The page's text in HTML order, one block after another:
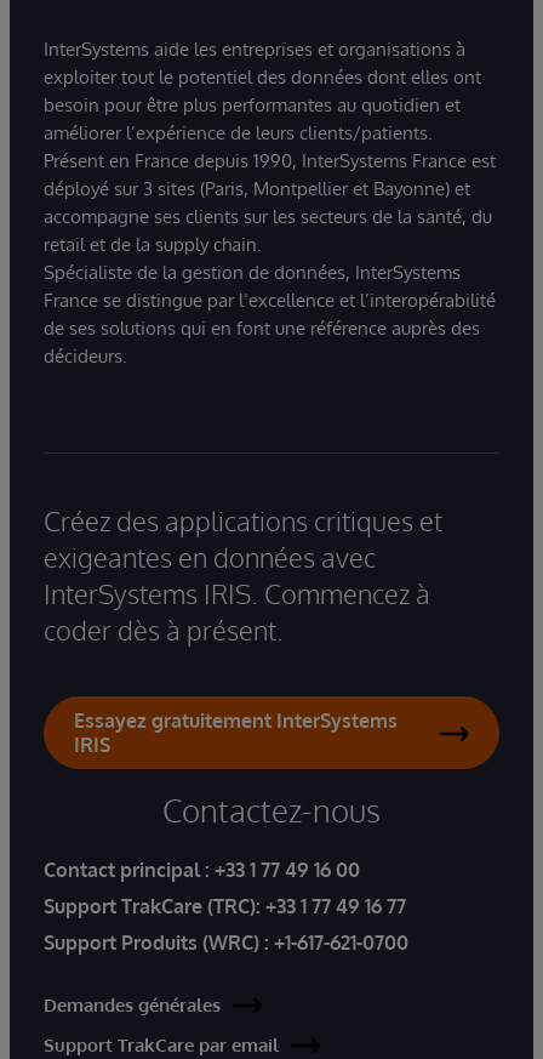
InterSystems aide les entreprises et organisations à
exploiter tout le potentiel des données dont elles ont
besoin pour être plus performantes au quotidien et
améliorer l’expérience de leurs clients/patients.
Présent en France depuis 1990, InterSystems France est
déployé sur 3 sites (Paris, Montpellier et Bayonne) et
accompagne ses clients sur les secteurs de la santé, du
retail et de la supply chain.
Spécialiste de la gestion de données, InterSystems
France se distingue par l’excellence et l’interopérabilité
de ses solutions qui en font une référence auprès des
décideurs.
Créez des applications critiques et
exigeantes en données avec
InterSystems IRIS. Commencez à
coder dès à présent.
Essayez gratuitement InterSystems
IRIS
Contactez-nous
Contact principal : +33 1 77 49 16 00
Support TrakCare (TRC): +33 1 77 49 16 77
Support Produits (WRC) : +1-617-621-0700
Demandes générales
Support TrakCare par email